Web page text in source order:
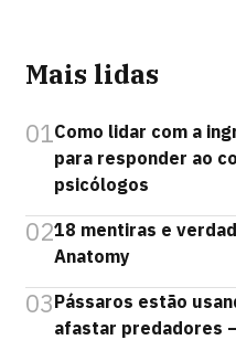
Mais lidas
01Como lidar com a
para responder ao
psicólogos
0218 mentiras e
Anatomy
03Pássaros estão
afastar predadores